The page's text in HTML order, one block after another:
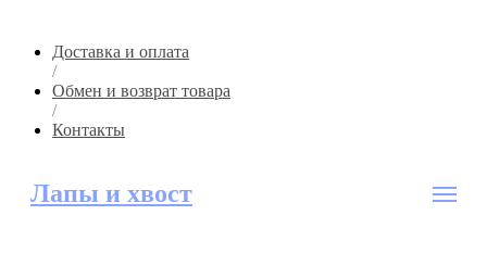
Доставка и оплата
/
Обмен и возврат товара
/
Контакты
Лапы и хвост